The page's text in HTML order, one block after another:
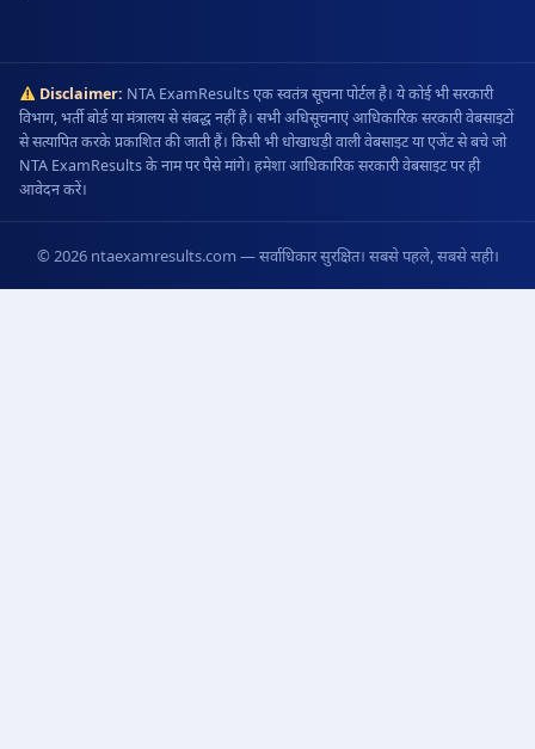
Disclaimer: NTA ExamResults एक स्वतंत्र सूचना पोर्टल है। ये कोई भी सरकारी
विभाग, भर्ती बोर्ड या मंत्रालय से संबद्ध नहीं है। सभी अधिसूचनाएं आधिकारिक सरकारी वेबसाइटों
से सत्यापित करके प्रकाशित की जाती हैं। किसी भी धोखाधड़ी वाली वेबसाइट या एजेंट से बचे जो
NTA ExamResults के नाम पर पैसे मांगे। हमेशा आधिकारिक सरकारी वेबसाइट पर ही
आवेदन करें।
© 2026 ntaexamresults.com — सर्वाधिकार सुरक्षित। सबसे पहले, सबसे सही।